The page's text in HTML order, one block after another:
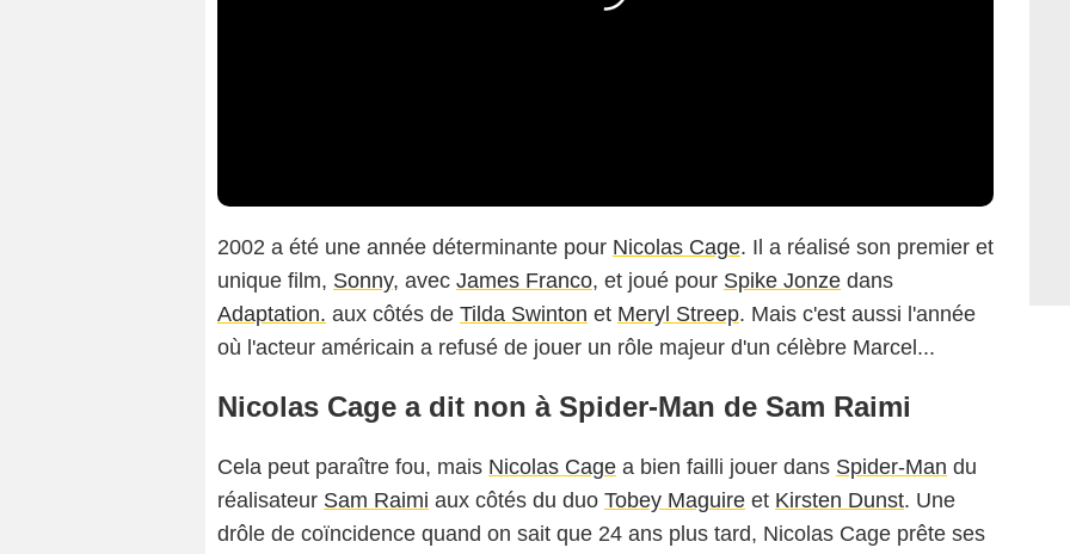
2002 a été une année déterminante pour Nicolas Cage. Il a réalisé son premier et
unique film, Sonny, avec James Franco, et joué pour Spike Jonze dans
Adaptation. aux côtés de Tilda Swinton et Meryl Streep. Mais c'est aussi l'année
où l'acteur américain a refusé de jouer un rôle majeur d'un célèbre Marcel...
Nicolas Cage a dit non à Spider-Man de Sam Raimi
Cela peut paraître fou, mais Nicolas Cage a bien failli jouer dans Spider-Man du
réalisateur Sam Raimi aux côtés du duo Tobey Maguire et Kirsten Dunst. Une
drôle de coïncidence quand on sait que 24 ans plus tard, Nicolas Cage prête ses